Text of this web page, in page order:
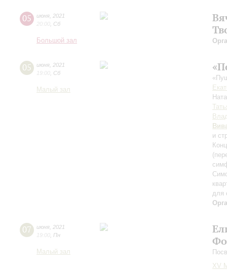
05 июня 2021
20:00 Сб
Большой зал
05 июня 2021
19:00 Сб
Малый зал
и
для
07 июня 2021
19:00 Пн
Малый зал
XV